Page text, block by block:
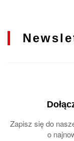
Zapisz się do
o